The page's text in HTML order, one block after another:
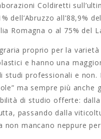
Coldiretti
dell’Abruzzo all’88,9%
Romagna o al 75% del
proprio per la
e hanno una
studi professionali e
ma sempre più
di studio offerte:
passando dalla
non mancano neppure